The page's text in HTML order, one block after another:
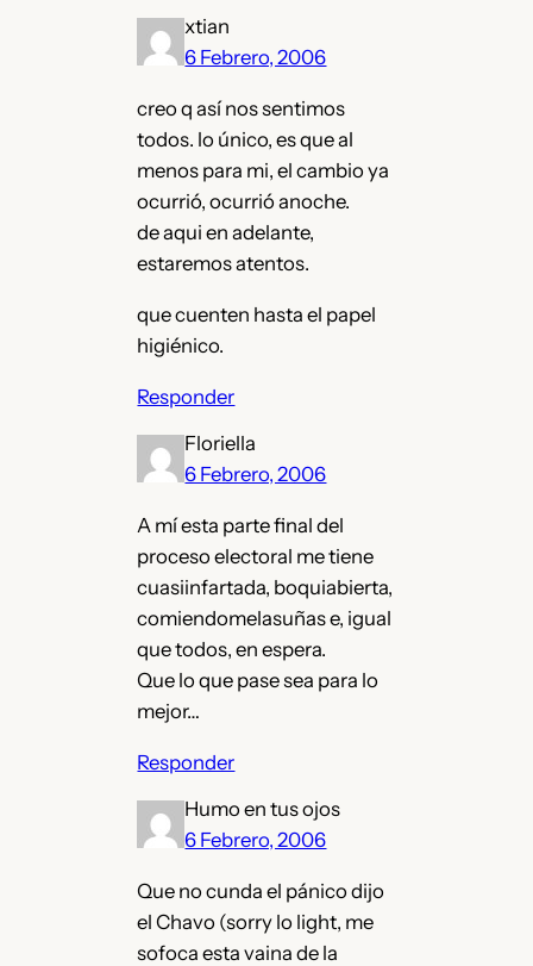
xtian
6 Febrero, 2006
creo q así nos sentimos
todos. lo único, es que al
menos para mi, el cambio ya
ocurrió, ocurrió anoche.
de aqui en adelante,
estaremos atentos.
que cuenten hasta el papel
higiénico.
Responder
Floriella
6 Febrero, 2006
A mí esta parte final del
proceso electoral me tiene
cuasiinfartada, boquiabierta,
comiendomelasuñas e, igual
que todos, en espera.
Que lo que pase sea para lo
mejor…
Responder
Humo en tus ojos
6 Febrero, 2006
Que no cunda el pánico dijo
el Chavo (sorry lo light, me
sofoca esta vaina de la